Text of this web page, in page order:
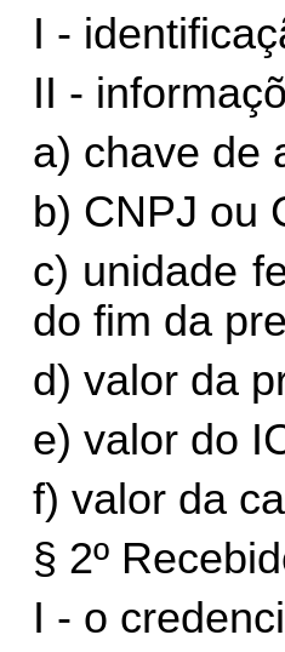
I -
II -
a) chave de
b) CNPJ ou
c) unidade
do fim da
d) valor da
e) valor do
f) valor da
§ 2º
I - o